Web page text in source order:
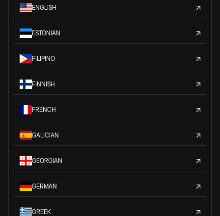
ENGLISH
ESTONIAN
FILIPINO
FINNISH
FRENCH
GALICIAN
GEORGIAN
GERMAN
GREEK